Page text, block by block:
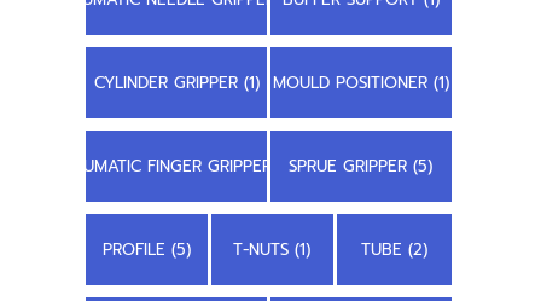
CYLINDER GRIPPER (1) MOULD POSITIONER (1)
PNEUMATIC FINGER GRIPPER (1)SPRUE GRIPPER (5)
PROFILE (5) T-NUTS (1) TUBE (2)